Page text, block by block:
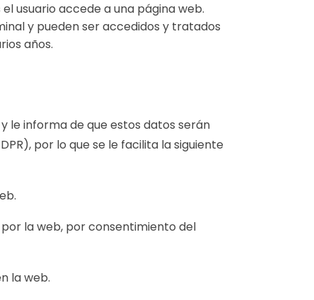
usuario accede a una página web.
y pueden ser accedidos y tratados
años.
le informa de que estos datos serán
por lo que se le facilita la siguiente
la web, por consentimiento del
la web.